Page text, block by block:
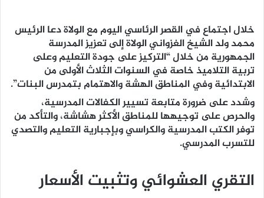
خلال اجتماع في القصر الرئاسي اليوم مع الولاة دعا الرئيس
محمد ولد الشيخ الغزواني الولاة إلى تعزيز المدرسة
الجمهورية من خلال “التركيز على جودة التعليم وعلى
تربية التلاميذ خاصة في السنوات الثلاث الأولى من
الابتدائية وفي المناطق الهشة والاهتمام بتمدرس البنات”.
وشدد على ضرورة متابعة تسيير الكفالات المدرسية،
والحرص على توجيهها للمناطق الأكثر هشاشة، والتأكد من
توفر الكتب المدرسية والكراسي وبإجبارية التعليم والتصدي
للتسرب المدرسي.
التقري العشوائي وتثبيت الأسعار